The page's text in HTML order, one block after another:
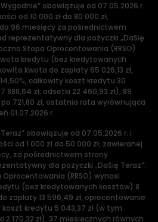
obowiązuje od 07.05.2026 r.
od 10 000 zł do 80 000 zł,
96 miesięcy za pośrednictwem
reprezentatywny dla pożyczki „DaSię
Stopa Oprocentowania (RRSO)
kredytu (bez kredytowanych
kwota do zapłaty 65 026,13 zł,
całkowity koszt kredytu 30
888,64 zł, odsetki 22 460,93 zł), 89
721,80 zł, ostatnia rata wyrównująca
01.07.2026 r.
obowiązuje od 07.05.2026 r. i
od 1 000 zł do 50 000 zł, zawieranej
za pośrednictwem strony
dla pożyczki „DaSię Teraz”:
(RRSO) wynosi
(bez kredytowanych kosztów) 8
zapłaty 13 596,49 zł, oprocentowanie
koszt kredytu 5 043,37 zł (w tym:
2 170,32 zł), 37 miesięcznych równych